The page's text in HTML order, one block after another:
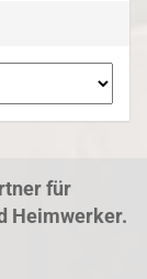
für
Heimwerker.